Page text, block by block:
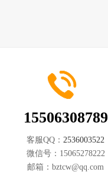
15506308789
客服QQ： 2536003522
微信号： 15065278222
邮箱： bztcw@qq.com